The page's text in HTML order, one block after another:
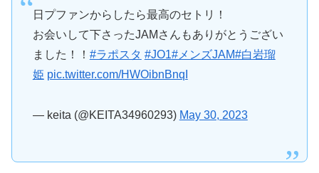
日プファンからしたら最高のセトリ！
お会いして下さったJAMさんもありがとうござい
ました！！ #ラポスタ #JO1#メンズJAM#白岩瑠
姫 pic.twitter.com/HWOibnBnqI
— keita (@KEITA34960293) May 30, 2023